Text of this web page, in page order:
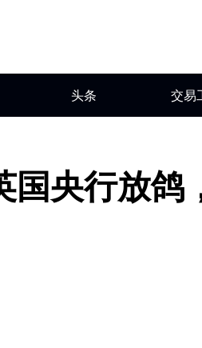
头条 交易
国央行放鸽